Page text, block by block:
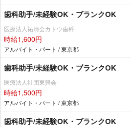
歯科助手/未経験OK・ブランクOK
医療法人祐清会カトウ歯科
時給1,600円
アルバイト・パート / 東京都
歯科助手/未経験OK・ブランクOK
医療法人社団東興会
時給1,500円
アルバイト・パート / 東京都
歯科助手/未経験OK・ブランクOK